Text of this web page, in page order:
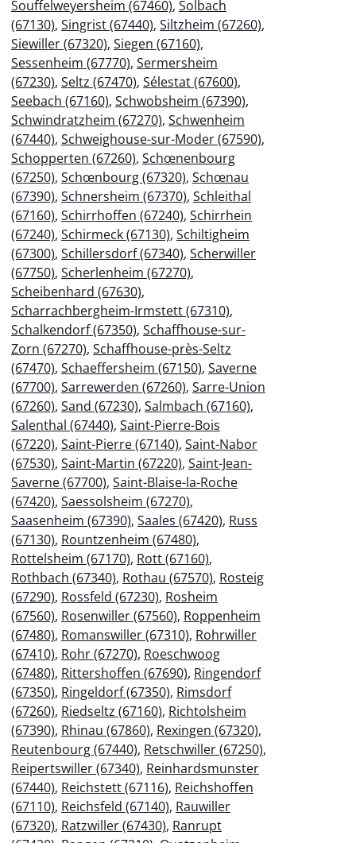
Souffelweyersheim (67460), Solbach
(67130), Singrist (67440), Siltzheim (67260),
Siewiller (67320), Siegen (67160),
Sessenheim (67770), Sermersheim
(67230), Seltz (67470), Sélestat (67600),
Seebach (67160), Schwobsheim (67390),
Schwindratzheim (67270), Schwenheim
(67440), Schweighouse-sur-Moder (67590),
Schopperten (67260), Schœnenbourg
(67250), Schœnbourg (67320), Schœnau
(67390), Schnersheim (67370), Schleithal
(67160), Schirrhoffen (67240), Schirrhein
(67240), Schirmeck (67130), Schiltigheim
(67300), Schillersdorf (67340), Scherwiller
(67750), Scherlenheim (67270),
Scheibenhard (67630),
Scharrachbergheim-Irmstett (67310),
Schalkendorf (67350), Schaffhouse-sur-
Zorn (67270), Schaffhouse-près-Seltz
(67470), Schaeffersheim (67150), Saverne
(67700), Sarrewerden (67260), Sarre-Union
(67260), Sand (67230), Salmbach (67160),
Salenthal (67440), Saint-Pierre-Bois
(67220), Saint-Pierre (67140), Saint-Nabor
(67530), Saint-Martin (67220), Saint-Jean-
Saverne (67700), Saint-Blaise-la-Roche
(67420), Saessolsheim (67270),
Saasenheim (67390), Saales (67420), Russ
(67130), Rountzenheim (67480),
Rottelsheim (67170), Rott (67160),
Rothbach (67340), Rothau (67570), Rosteig
(67290), Rossfeld (67230), Rosheim
(67560), Rosenwiller (67560), Roppenheim
(67480), Romanswiller (67310), Rohrwiller
(67410), Rohr (67270), Roeschwoog
(67480), Rittershoffen (67690), Ringendorf
(67350), Ringeldorf (67350), Rimsdorf
(67260), Riedseltz (67160), Richtolsheim
(67390), Rhinau (67860), Rexingen (67320),
Reutenbourg (67440), Retschwiller (67250),
Reipertswiller (67340), Reinhardsmunster
(67440), Reichstett (67116), Reichshoffen
(67110), Reichsfeld (67140), Rauwiller
(67320), Ratzwiller (67430), Ranrupt